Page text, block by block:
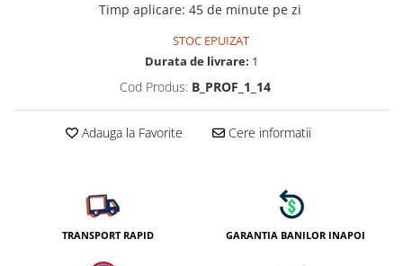
Timp aplicare: 45 de minute pe zi
STOC EPUIZAT
Durata de livrare: 1
Cod Produs: B_PROF_1_14
Adauga la Favorite Cere informatii
TRANSPORT RAPID GARANTIA BANILOR INAPOI